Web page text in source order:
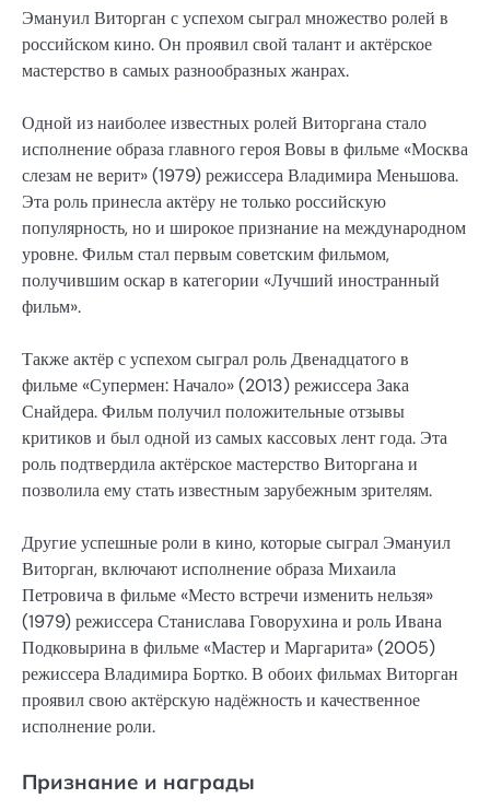
Эмануил Виторган с успехом сыграл множество ролей в
российском кино. Он проявил свой талант и актёрское
мастерство в самых разнообразных жанрах.
Одной из наиболее известных ролей Виторгана стало
исполнение образа главного героя Вовы в фильме «Москва
слезам не верит» (1979) режиссера Владимира Меньшова.
Эта роль принесла актёру не только российскую
популярность, но и широкое признание на международном
уровне. Фильм стал первым советским фильмом,
получившим оскар в категории «Лучший иностранный
фильм».
Также актёр с успехом сыграл роль Двенадцатого в
фильме «Супермен: Начало» (2013) режиссера Зака
Снайдера. Фильм получил положительные отзывы
критиков и был одной из самых кассовых лент года. Эта
роль подтвердила актёрское мастерство Виторгана и
позволила ему стать известным зарубежным зрителям.
Другие успешные роли в кино, которые сыграл Эмануил
Виторган, включают исполнение образа Михаила
Петровича в фильме «Место встречи изменить нельзя»
(1979) режиссера Станислава Говорухина и роль Ивана
Подковырина в фильме «Мастер и Маргарита» (2005)
режиссера Владимира Бортко. В обоих фильмах Виторган
проявил свою актёрскую надёжность и качественное
исполнение роли.
Признание и награды